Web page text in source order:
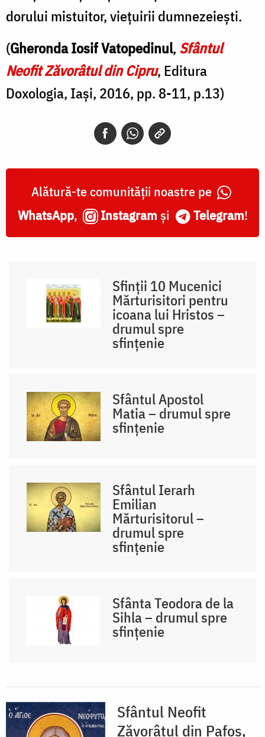
dorului mistuitor, viețuirii dumnezeiești.
(Gheronda Iosif Vatopedinul, Sfântul
Neofit Zăvorâtul din Cipru, Editura
Doxologia, Iași, 2016, pp. 8-11, p.13)
Alătură-te comunității noastre pe
WhatsApp, Instagram și Telegram!
Sfinții 10 Mucenici
Mărturisitori pentru
icoana lui Hristos –
drumul spre
sfințenie
Sfântul Apostol
Matia – drumul spre
sfințenie
Sfântul Ierarh
Emilian
Mărturisitorul –
drumul spre
sfințenie
Sfânta Teodora de la
Sihla – drumul spre
sfințenie
Sfântul Neofit
Zăvorâtul din Pafos,